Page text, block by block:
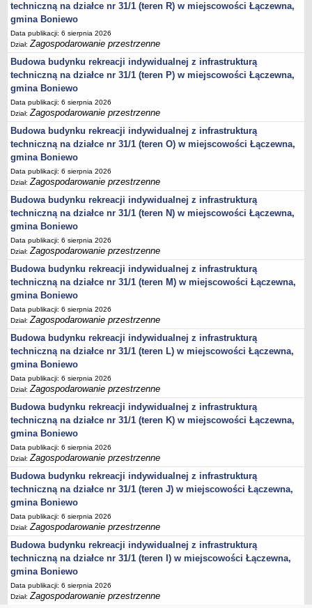
Uchwały
Projekty uchwał
Zarządzenia
Protokoły
Opłaty i podatki
Zagospodarowanie przestrzenne
Obwieszczenia,Zawiadomienia, sprawozdania ochrony środowiska
Decyzje o środowiskowych uwarunkowaniach
REWITALIZACJA GMINY BONIEWO
PPWOW
Aktualności
konkursy
Podręcznik PPWOW
Plan działania
Strategia Rozwiązywania Problemów Społecznych
Lista osób kluczowych
Lista aktywności społecznych
Lista lokalnych liderów
Podmioty uprawnione do świadczenia usług integracji społecznej
Podmioty realizujące usługi integracji społecznej w 2009
Wykaz usług społecznych
Plan utrwalania rezultatów
FUNDUSZ WSPARCIA
MIENIE KOMUNALNE
2006
2007
2008
2010
2009
POMOC PUBLICZNA
PUBLICZNIE DOSTĘPNY WYKAZ DANYCH ZAWIERAJĄCYCH INFORMACJE O
Pliki do pobrania
Udostepnianie informacji o środowisku
Informacja o wykazie
techniczną na działce nr 31/1 (teren R) w miejscowości Łączewna,
gmina Boniewo
Data publikacji: 6 sierpnia 2026
Dział:Zagospodarowanie przestrzenne
Budowa budynku rekreacji indywidualnej z infrastrukturą
techniczną na działce nr 31/1 (teren P) w miejscowości Łączewna,
gmina Boniewo
Data publikacji: 6 sierpnia 2026
Dział:Zagospodarowanie przestrzenne
Budowa budynku rekreacji indywidualnej z infrastrukturą
techniczną na działce nr 31/1 (teren O) w miejscowości Łączewna,
gmina Boniewo
Data publikacji: 6 sierpnia 2026
Dział:Zagospodarowanie przestrzenne
Budowa budynku rekreacji indywidualnej z infrastrukturą
techniczną na działce nr 31/1 (teren N) w miejscowości Łączewna,
gmina Boniewo
Data publikacji: 6 sierpnia 2026
Dział:Zagospodarowanie przestrzenne
Budowa budynku rekreacji indywidualnej z infrastrukturą
techniczną na działce nr 31/1 (teren M) w miejscowości Łączewna,
gmina Boniewo
Data publikacji: 6 sierpnia 2026
Dział:Zagospodarowanie przestrzenne
Budowa budynku rekreacji indywidualnej z infrastrukturą
techniczną na działce nr 31/1 (teren L) w miejscowości Łączewna,
gmina Boniewo
Data publikacji: 6 sierpnia 2026
Dział:Zagospodarowanie przestrzenne
Budowa budynku rekreacji indywidualnej z infrastrukturą
techniczną na działce nr 31/1 (teren K) w miejscowości Łączewna,
gmina Boniewo
Data publikacji: 6 sierpnia 2026
Dział:Zagospodarowanie przestrzenne
Budowa budynku rekreacji indywidualnej z infrastrukturą
techniczną na działce nr 31/1 (teren J) w miejscowości Łączewna,
gmina Boniewo
Data publikacji: 6 sierpnia 2026
Dział:Zagospodarowanie przestrzenne
Budowa budynku rekreacji indywidualnej z infrastrukturą
techniczną na działce nr 31/1 (teren I) w miejscowości Łączewna,
gmina Boniewo
Data publikacji: 6 sierpnia 2026
Dział:Zagospodarowanie przestrzenne